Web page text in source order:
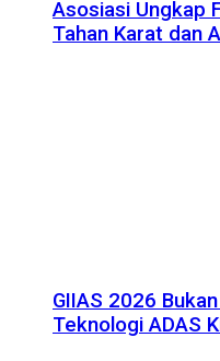
Asosiasi Ungkap
Tahan Karat dan
GIIAS 2026
Teknologi ADAS